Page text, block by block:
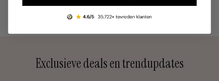
Exclusieve deals en trendupdates